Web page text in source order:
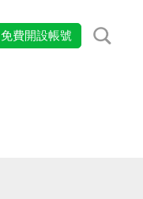
免費開設帳號